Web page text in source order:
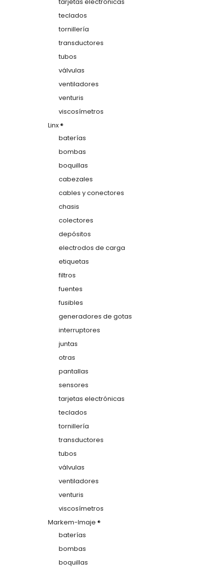
teclados
tornillería
transductores
tubos
válvulas
ventiladores
venturis
viscosímetros
Linx ®
baterías
bombas
boquillas
cabezales
cables y conectores
chasis
colectores
depósitos
electrodos de carga
etiquetas
filtros
fuentes
fusibles
generadores de gotas
interruptores
juntas
otras
pantallas
sensores
tarjetas electrónicas
teclados
tornillería
transductores
tubos
válvulas
ventiladores
venturis
viscosímetros
Markem-Imaje ®
baterías
bombas
boquillas